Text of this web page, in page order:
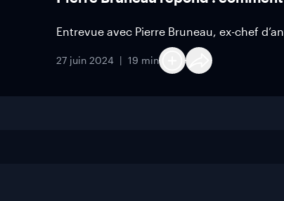
Entrevue avec Pierre Bruneau, ex-chef
27 juin 2024 19 min